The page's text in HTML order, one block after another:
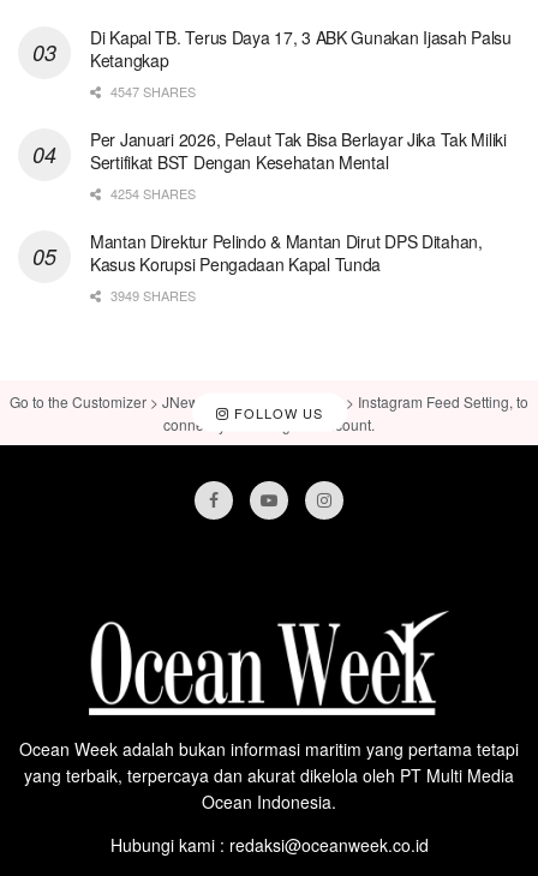
Di Kapal TB. Terus Daya 17, 3 ABK Gunakan Ijasah Palsu
Ketangkap
4547 SHARES
Per Januari 2026, Pelaut Tak Bisa Berlayar Jika Tak Miliki
Sertifikat BST Dengan Kesehatan Mental
4254 SHARES
Mantan Direktur Pelindo & Mantan Dirut DPS Ditahan,
Kasus Korupsi Pengadaan Kapal Tunda
3949 SHARES
FOLLOW US
Go to the Customizer > JNews : Social, Like & View > Instagram Feed Setting, to
connect your Instagram account.
Ocean Week adalah bukan informasi maritim yang pertama tetapi
yang terbaik, terpercaya dan akurat dikelola oleh PT Multi Media
Ocean Indonesia.
Hubungi kami : redaksi@oceanweek.co.id